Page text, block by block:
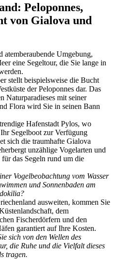
Peloponnes,
von Gialova und
atemberaubende Umgebung,
eine Segeltour, die Sie lange in
stellt beispielsweise die Bucht
der Peloponnes dar. Das
Naturparadieses mit seiner
Flora wird Sie in seinen Bann
Hafenstadt Pylos, wo
Segelboot zur Verfügung
sich die traumhafte Gialova
unzählige Vogelarten und
das Segeln rund um die
Vogelbeobachtung vom Wasser
und Sonnenbaden am
ausweiten, kommen Sie
dem
Fischerdörfern und den
garantiert auf Ihre Kosten.
sich von den Wellen des
die Ruhe und die Vielfalt dieses
tragen.